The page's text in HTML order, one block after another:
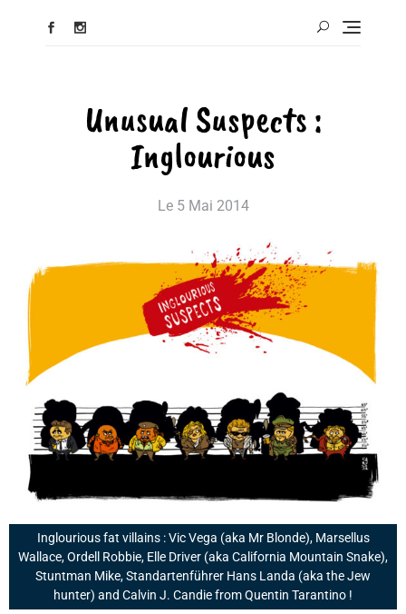
Unusual Suspects :
Inglourious
Le 5 Mai 2014
Inglourious fat villains : Vic Vega (aka Mr Blonde), Marsellus
Wallace, Ordell Robbie, Elle Driver (aka California Mountain Snake),
Stuntman Mike, Standartenführer Hans Landa (aka the Jew
hunter) and Calvin J. Candie from Quentin Tarantino !